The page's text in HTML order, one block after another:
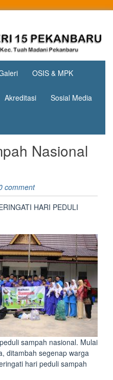
OSIS & MPK
Akreditasi Sosial Media
Nasional
comment
HARI PEDULI
sampah nasional. Mulai
ditambah segenap warga
hari peduli sampah